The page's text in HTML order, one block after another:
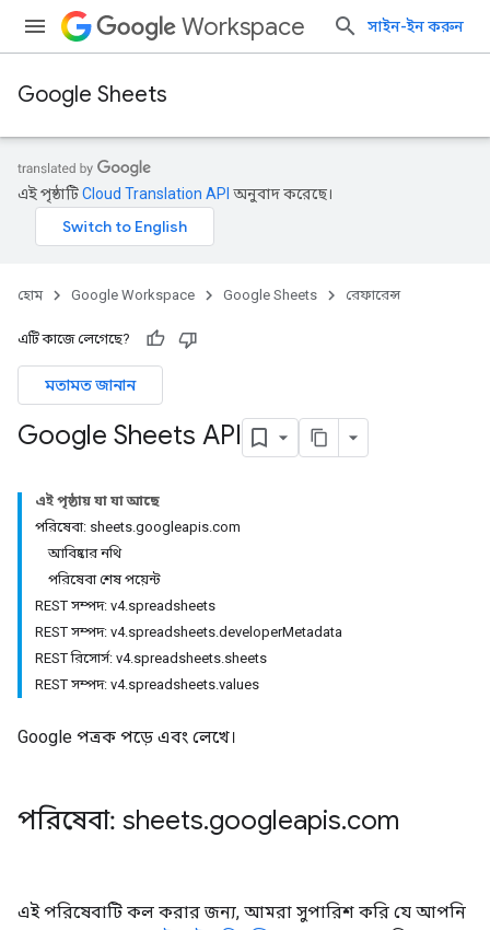
Workspace সাইন-ইন করুন
Google Sheets
এই পৃষ্ঠাটিCloud Translation API অনুবাদ করেছে।
হোম Google Workspace Google Sheets রেফারেন্স
এটি কাজে লেগেছে?
মতামত জানান
Google Sheets API
এই পৃষ্ঠায় যা যা আছে
পরিষেবা: sheets.googleapis.com
আবিষ্কার নথি
পরিষেবা শেষ পয়েন্ট
REST সম্পদ: v4.spreadsheets
REST সম্পদ: v4.spreadsheets.developerMetadata
REST রিসোর্স: v4.spreadsheets.sheets
REST সম্পদ: v4.spreadsheets.values
Google পত্রক পড়ে এবং লেখে।
পরিষেবা: sheets.googleapis.com
এই পরিষেবাটি কল করার জন্য, আমরা সুপারিশ করি যে আপনি